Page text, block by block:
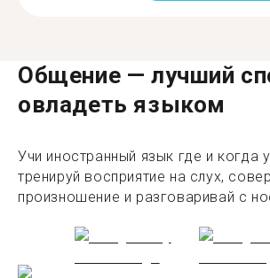
Общение — лучший
овладеть языком
Учи иностранный язык где и когда
тренируй восприятие на слух,
произношение и разговаривай с